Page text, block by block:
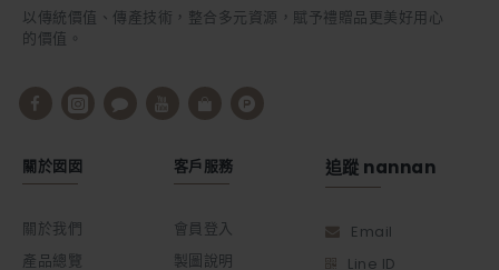
以傳統價值、傳產技術，整合多元資源，賦予禮贈品更美好用心
的價值。
關於囡囡
關於我們
產品總覽
客戶服務
會員登入
製圖說明
追蹤 nannan
Email
Line ID